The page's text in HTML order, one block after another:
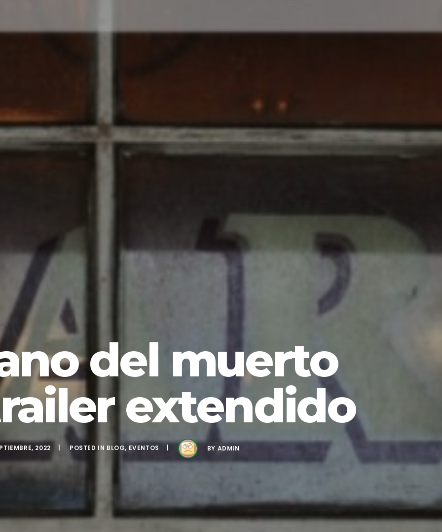
del muerto
extendido
2022 POSTED IN BLOG, EVENTOS BY ADMIN